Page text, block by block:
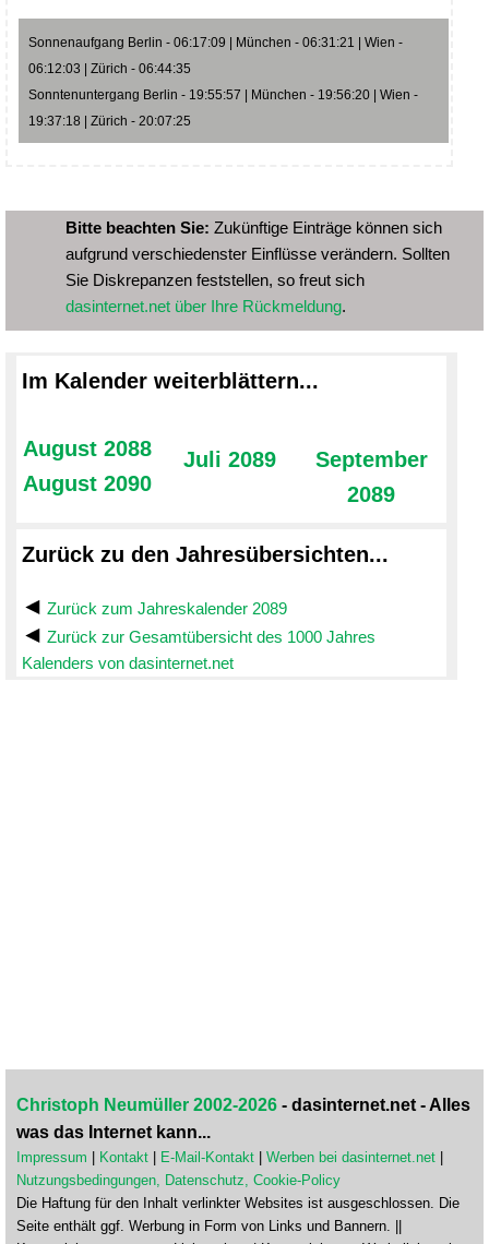
Sonnenaufgang Berlin - 06:17:09 | München - 06:31:21 | Wien -
06:12:03 | Zürich - 06:44:35
Sonntenuntergang Berlin - 19:55:57 | München - 19:56:20 | Wien -
19:37:18 | Zürich - 20:07:25
Bitte beachten Sie: Zukünftige Einträge können sich
aufgrund verschiedenster Einflüsse verändern. Sollten
Sie Diskrepanzen feststellen, so freut sich
dasinternet.net über Ihre Rückmeldung.
Im Kalender weiterblättern...
August 2088
August 2090
Juli 2089
September
2089
Zurück zu den Jahresübersichten...
Zurück zum Jahreskalender 2089
Zurück zur Gesamtübersicht des 1000 Jahres
Kalenders von dasinternet.net
Christoph Neumüller 2002-2026 - dasinternet.net - Alles
was das Internet kann...
Impressum Kontakt E-Mail-Kontakt Werben bei dasinternet.net
Nutzungsbedingungen, Datenschutz, Cookie-Policy
Die Haftung für den Inhalt verlinkter Websites ist ausgeschlossen. Die
Seite enthält ggf. Werbung in Form von Links und Bannern. ||